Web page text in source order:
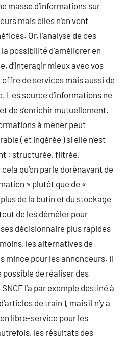
masse d’informations sur
mais elles n’en vont
Or, l’analyse de ces
possibilité d’améliorer en
d’interagir mieux avec vos
de services mais aussi de
Les source d’informations ne
de s’enrichir mutuellement.
à mener peut
( et ingérée ) si elle n’est
: structurée, filtrée,
qu’on parle dorénavant de
» plutôt que de «
de la butin et du stockage
de les démêler pour
décisionnaire plus rapides
les alternatives de
mince pour les annonceurs. Il
possible de réaliser des
l’a par exemple destiné à
de train ), mais il n’y a
libre-service pour les
les résultats des